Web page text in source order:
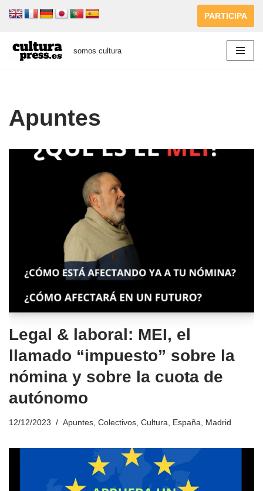
al
contenido
PARTICIPA
somos cultura
Apuntes
Legal & laboral: MEI, el
llamado “impuesto” sobre la
nómina y sobre la cuota de
autónomo
12/12/2023 Apuntes Colectivos Cultura España Madrid